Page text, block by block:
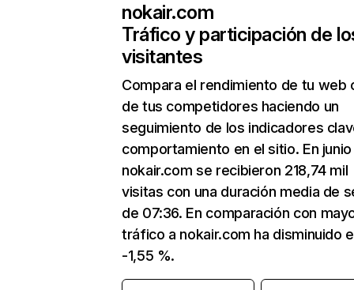
nokair.com
Tráfico y participación de
visitantes
Compara el rendimiento de tu web
de tus competidores haciendo un
seguimiento de los indicadores
comportamiento en el sitio. En junio
nokair.com se recibieron 218,74 mil
visitas con una duración media de
de 07:36. En comparación con
tráfico a nokair.com ha disminuido
-1,55 %.